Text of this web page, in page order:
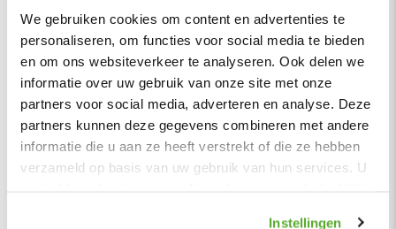
We gebruiken cookies om content en advertenties te
personaliseren, om functies voor social media te bieden
en om ons websiteverkeer te analyseren. Ook delen we
informatie over uw gebruik van onze site met onze
partners voor social media, adverteren en analyse. Deze
partners kunnen deze gegevens combineren met andere
informatie die u aan ze heeft verstrekt of die ze hebben
verzameld op basis van uw gebruik van hun services. U
Instellingen
Zithoogte: 51 cm
Stof
Element stof is een velours stofsoort met een zachte
uitstraling. Door de velours stof krijgt de bank een zeer
opvallende en rijke uitstraling. De Element stof is geschikt
voor zowel een modern als een klassiek interieur.
Samenstelling:
100% PES (polyester)
Polyester is een synthetische vezel die licht, duurzaam,
Vorm
Ovaal
Serie
Hengelo
Kleur
Bruin donker
Materiaal
Stof
Zitbreedte
220 cm
Zitdiepte
45 cm